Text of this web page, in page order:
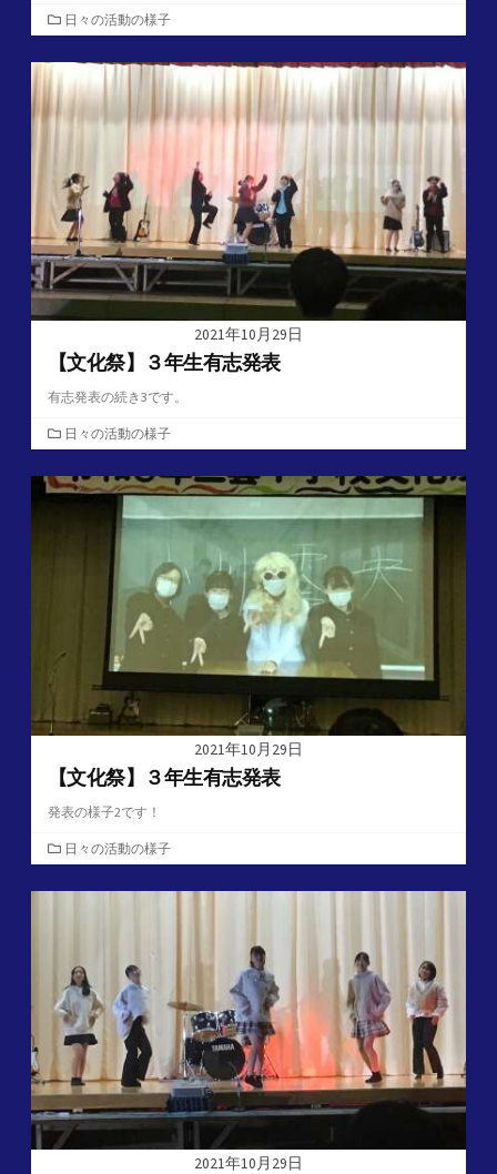
カ
テ
ゴ
リ
ー
日々の活動の様子
2021年10月29日
【文化祭】３年生有志発表
有志発表の続き3です。
カ
テ
ゴ
リ
日々の活動の様子
2021年10月29日
【文化祭】３年生有志発表
発表の様子2です！
カ
テ
ゴ
日々の活動の様子
2021年10月29日